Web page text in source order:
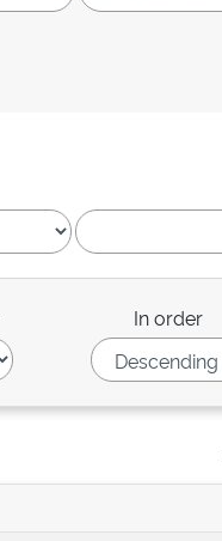
In order